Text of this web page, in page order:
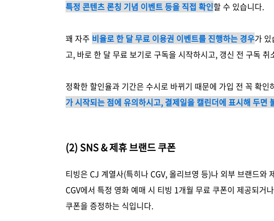
특정 콘텐츠 론칭 기념 이벤트 등을 직접 확인할 수 있습니다.
꽤 자주 비율로 한 달 무료 이용권 이벤트를 진행하는 경우가
고, 바로 한 달 무료 보기로 구독을 시작하시고, 갱신 전 구독 취
정확한 할인율과 기간은 수시로 바뀌기 때문에 가입 전 꼭 확인
가 시작되는 점에 유의하시고, 결제일을 캘린더에 표시해 두면
(2) SNS & 제휴 브랜드 쿠폰
티빙은 CJ 계열사(특히나 CGV, 올리브영 등)나 외부 브랜드와
CGV에서 특정 영화 예매 시 티빙 1개월 무료 쿠폰이 제공되거
쿠폰을 증정하는 식입니다.